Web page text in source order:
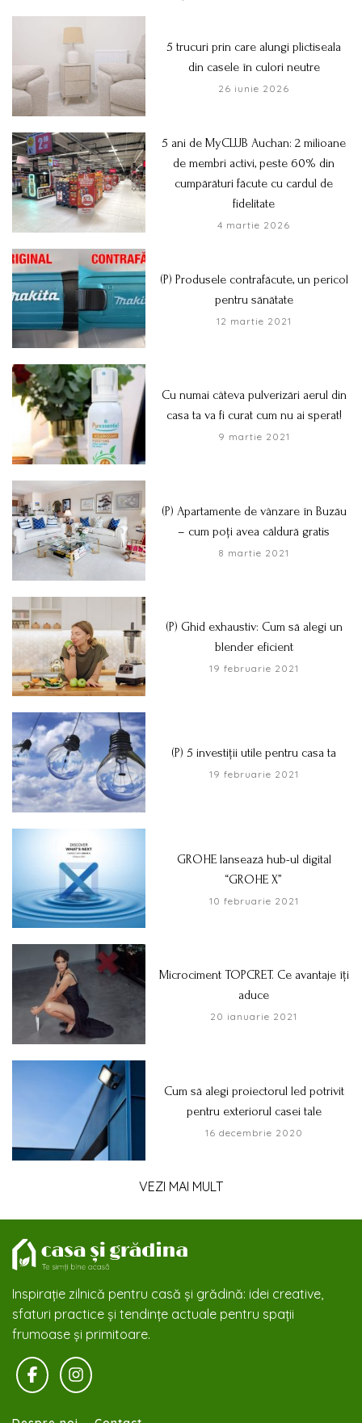
5 trucuri prin care alungi plictiseala
din casele în culori neutre
26 iunie 2026
5 ani de MyCLUB Auchan: 2 milioane
de membri activi, peste 60% din
cumpărături făcute cu cardul de
fidelitate
4 martie 2026
(P) Produsele contrafăcute, un pericol
pentru sănătate
12 martie 2021
Cu numai câteva pulverizări aerul din
casa ta va fi curat cum nu ai sperat!
9 martie 2021
(P) Apartamente de vânzare în Buzău
– cum poți avea căldură gratis
8 martie 2021
(P) Ghid exhaustiv: Cum să alegi un
blender eficient
19 februarie 2021
(P) 5 investiții utile pentru casa ta
19 februarie 2021
GROHE lansează hub-ul digital
“GROHE X”
10 februarie 2021
Microciment TOPCRET. Ce avantaje îți
aduce
20 ianuarie 2021
Cum să alegi proiectorul led potrivit
pentru exteriorul casei tale
16 decembrie 2020
VEZI MAI MULT
Inspirație zilnică pentru casă și grădină: idei creative,
sfaturi practice și tendințe actuale pentru spații
frumoase și primitoare.